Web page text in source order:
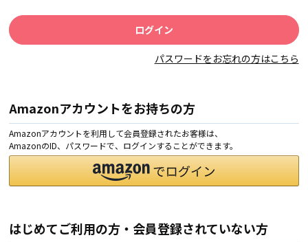
パスワードをお忘れの方はこちら
Amazonアカウントをお持ちの方
Amazonアカウントを利用して会員登録されたお客様は、
AmazonのID、パスワードで、ログインすることができます。
はじめてご利用の方・会員登録されていない方